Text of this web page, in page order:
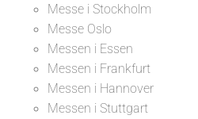
Messe i Stockholm
Messe Oslo
Messen i Essen
Messen i Frankfurt
Messen i Hannover
Messen i Stuttgart